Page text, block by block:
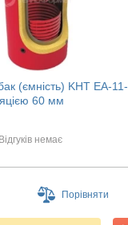
(ємність) KHT ЕА-11-
60 мм
Відгуків немає
Порівняти